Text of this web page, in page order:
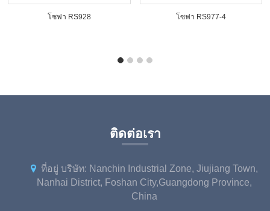
โซฟา RS928 โซฟา RS977-4
ติดต่อเรา
ที่อยู่ บริษัท: Nanchin Industrial Zone, Jiujiang Town,
Nanhai District, Foshan City,Guangdong Province,
China